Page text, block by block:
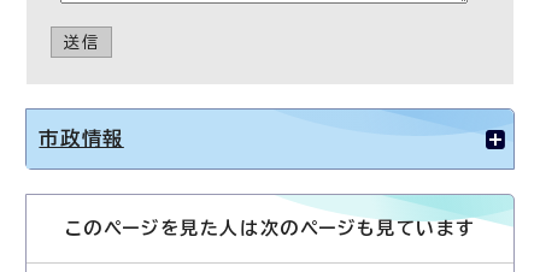
送信
市政情報
このページを見た人は次のページも見ています